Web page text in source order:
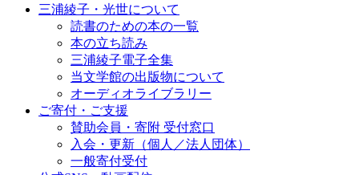
三浦綾子・光世について
読書のための本の一覧
本の立ち読み
三浦綾子電子全集
当文学館の出版物について
オーディオライブラリー
ご寄付・ご支援
賛助会員・寄附 受付窓口
入会・更新（個人／法人団体）
一般寄付受付